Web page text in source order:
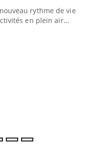
rythme de vie !
en plein air…